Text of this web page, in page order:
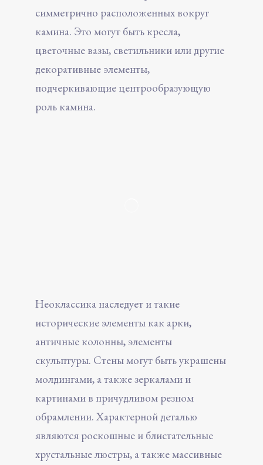
симметрично расположенных вокруг
камина. Это могут быть кресла,
цветочные вазы, светильники или другие
декоративные элементы,
подчеркивающие центрообразующую
роль камина.
Неоклассика наследует и такие
исторические элементы как арки,
античные колонны, элементы
скульптуры. Стены могут быть украшены
молдингами, а также зеркалами и
картинами в причудливом резном
обрамлении. Характерной деталью
являются роскошные и блистательные
хрустальные люстры, а также массивные